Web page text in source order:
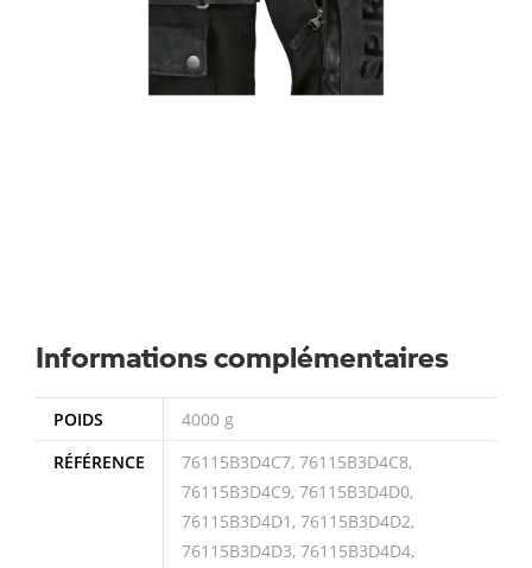
Informations complémentaires
POIDS
4000 g
RÉFÉRENCE
76115B3D4C7, 76115B3D4C8,
76115B3D4C9, 76115B3D4D0,
76115B3D4D1, 76115B3D4D2,
76115B3D4D3, 76115B3D4D4,